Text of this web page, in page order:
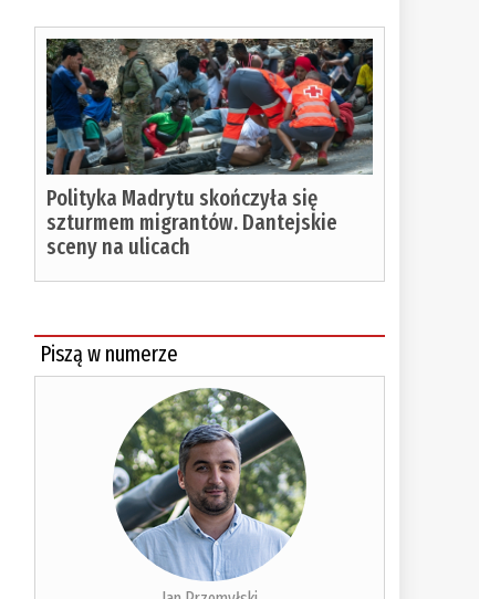
Polityka Madrytu skończyła się
szturmem migrantów. Dantejskie
sceny na ulicach
Piszą w numerze